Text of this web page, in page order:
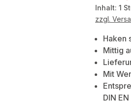
Inhalt: 1
zzgl.
Haken
Mittig
Mit
DIN EN